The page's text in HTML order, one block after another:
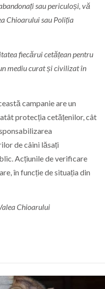
sau periculoși, vă
Chioarului sau Poliția
fiecărui cetățean pentru
mediu curat și civilizat în
campanie are un
protecția cetățenilor, cât
de câini lăsați
Acțiunile de verificare
în funcție de situația din
Chioarului